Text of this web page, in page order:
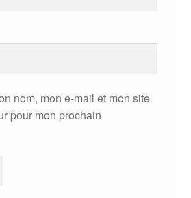
nom, mon e-mail et mon site
pour mon prochain